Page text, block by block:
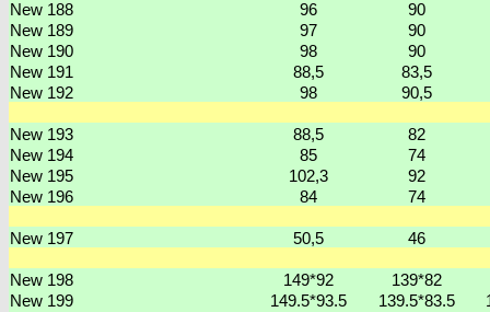
New 188
96
90
New 189
97
90
New 190
98
90
New 191
88,5
83,5
New 192
98 90,5
New 193 88,5
82
New 194
85
74
New 195
102,3
92
New 196
84 74
New 197 50,5 46
New 198 149*92
139*82
New 199
149.5*93.5 139.5*83.5